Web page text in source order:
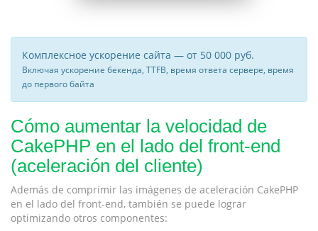
Комплексное ускорение сайта — от 50 000 руб.
Включая ускорение бекенда, TTFB, время ответа сервере, время
до первого байта
Cómo aumentar la velocidad de
CakePHP en el lado del front-end
(aceleración del cliente)
Además de comprimir las imágenes de aceleración CakePHP
en el lado del front-end, también se puede lograr
optimizando otros componentes: